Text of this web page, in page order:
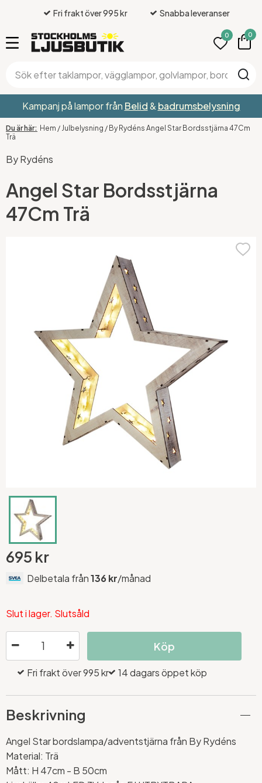
Fri frakt över 995 kr Snabba leveranser
0 0
Kampanj på lampor från Belid& badrumsbelysning
Hem / Julbelysning / By Rydéns Angel Star Bordsstjärna 47Cm
Trä
By Rydéns
Angel Star Bordsstjärna
47Cm Trä
695 kr
Delbetala från136 kr/månad
Slut i lager. Slutsåld
Köp
Fri frakt över 995 kr 14 dagars öppet köp
Beskrivning
Angel Star bordslampa/adventstjärna från By Rydéns
Material: Trä
Mått: H 47cm - B 50cm